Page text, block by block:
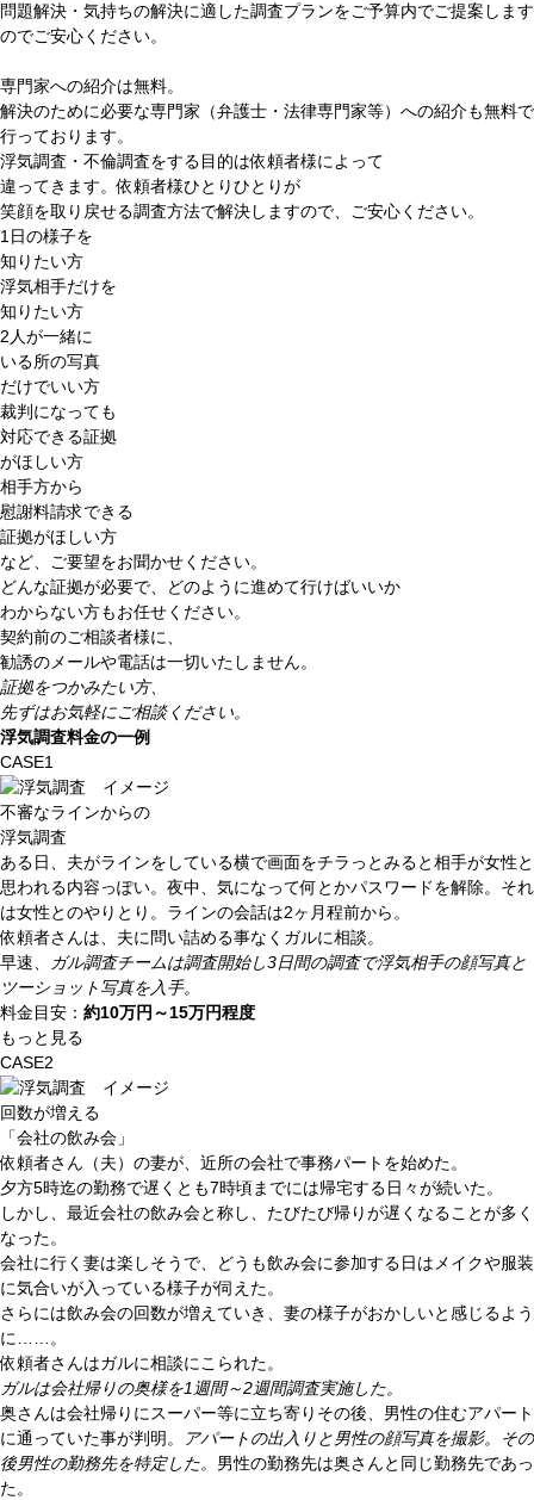
問題解決・気持ちの解決に適した調査プランをご予算内でご提案します
のでご安心ください。
専門家への紹介は無料。
解決のために必要な専門家（弁護士・法律専門家等）への紹介も無料で
行っております。
浮気調査・不倫調査をする目的は依頼者様によって
違ってきます。依頼者様ひとりひとりが
笑顔を取り戻せる調査方法で解決しますので、ご安心ください。
1日の様子を
知りたい方
浮気相手だけを
知りたい方
2人が一緒に
いる所の写真
だけでいい方
裁判になっても
対応できる証拠
がほしい方
相手方から
慰謝料請求できる
証拠がほしい方
など、 ご要望をお聞かせください。
どんな証拠が必要で、どのように進めて行けばいいか
わからない方もお任せください。
契約前のご相談者様に、
勧誘のメールや電話は一切いたしません。
証拠をつかみたい方、
先ずはお気軽にご相談ください。
浮気調査料金の一例
CASE1
不審なラインからの
浮気調査
ある日、夫がラインをしている横で画面をチラっとみると相手が女性と
思われる内容っぽい。夜中、気になって何とかパスワードを解除。それ
は女性とのやりとり。ラインの会話は2ヶ月程前から。
依頼者さんは、夫に問い詰める事なくガルに相談。
早速、
ガル調査チームは調査開始し3日間の調査で浮気相手の顔写真と
ツーショット写真を入手。
料金目安： 約10万円～15万円程度
もっと見る
CASE2
回数が増える
「会社の飲み会」
依頼者さん（夫）の妻が、近所の会社で事務パートを始めた。
夕方5時迄の勤務で遅くとも7時頃までには帰宅する日々が続いた。
しかし、最近会社の飲み会と称し、たびたび帰りが遅くなることが多く
なった。
会社に行く妻は楽しそうで、どうも飲み会に参加する日はメイクや服装
に気合いが入っている様子が伺えた。
さらには飲み会の回数が増えていき、妻の様子がおかしいと感じるよう
に……。
依頼者さんはガルに相談にこられた。
ガルは会社帰りの奥様を1週間～2週間調査実施した。
奥さんは会社帰りにスーパー等に立ち寄りその後、男性の住むアパート
に通っていた事が判明。
アパートの出入りと男性の顔写真を撮影。その
後男性の勤務先を特定した。 男性の勤務先は奥さんと同じ勤務先であっ
た。